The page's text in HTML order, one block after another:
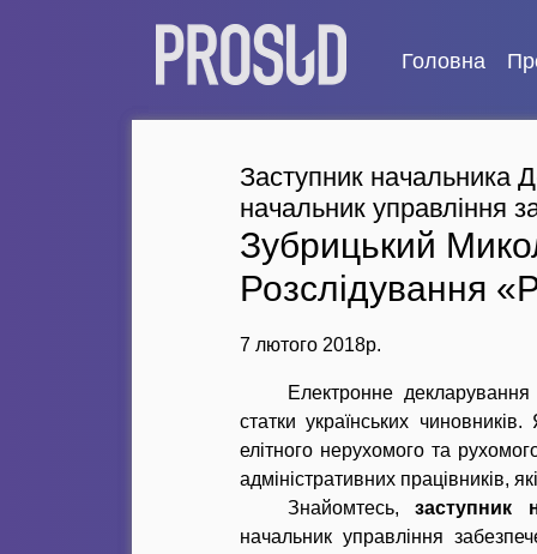
Головна
Заступник начальника
начальник управління
Зубрицький
Розслідування
Електронне
статки українських
елітного нерухомого та
адміністративних працівників,
Знайомтесь,заступник
начальник управління
7 лютого 2018р.